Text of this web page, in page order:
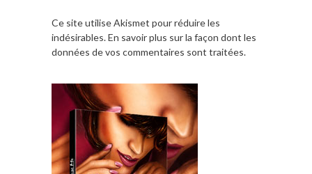
Ce site utilise Akismet pour réduire les
indésirables.En savoir plus sur la façon dont les
données de vos commentaires sont traitées.